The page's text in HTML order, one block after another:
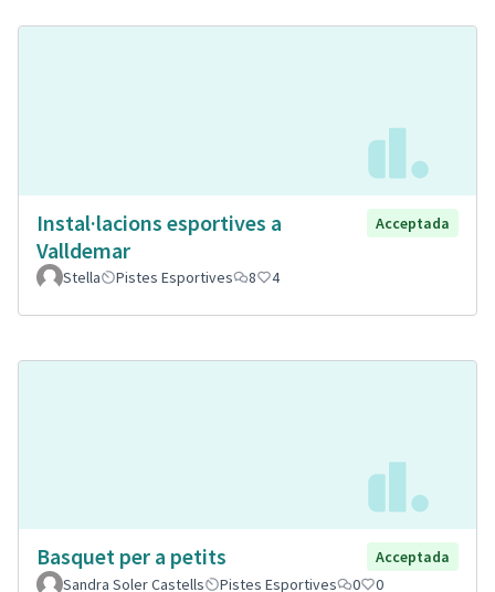
Instal·lacions esportives a
Valldemar
Acceptada
Stella Pistes Esportives 8 4
Basquet per a petits
Acceptada
Sandra Soler Castells
Pistes Esportives 0 0